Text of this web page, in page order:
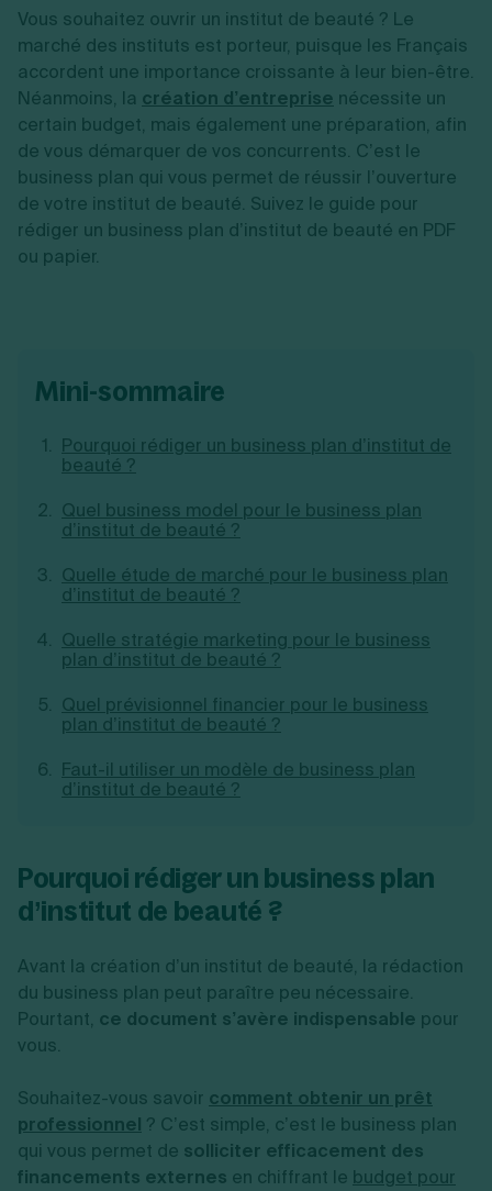
Services aux entreprises
Construction/travaux
Restauration
Commerce
Transport
Autres
Ressources
Simulateur de choix de forme juridique
Calcul de charges sociales
Estimation du coût de création
Cession d'actions
Transmission universelle de patrimoine
Augmentation de capital
Réduction de capital
Gérer son entreprise
Gestion comptable
Approbation des comptes
Dépôt de marque
Recherche d'antériorité
Protection des créations
Mise en sommeil
Dissolution-liquidation
Toutes les modifications
Micro entreprise
LMNP
Par métier
Conseil/finance
Vente en ligne
Services aux entreprises
Construction/travaux
Restauration
Commerce
Transport
Logiciel de comptabilité
Gestion des achats
Bilans et déclarations fiscales
Je suis autonome
Découvrez notre cabinet d'expertise
comptable LS Compta
Fiches SASU
Fiches SAS
Fiches EURL
Fiches SARL
Fiches SCI
Fiches auto-entrepreneur
Fiches association
Toutes les fiches sur la création
Autres démarches
Gestion d’entreprise
Création d'entreprise
Création de micro-entreprise
Création d'EURL
Création de SASU
Création de SAS
Création de SCI
Création d'association
Aides à la création d’entreprise
Ouverture compte pro
Fermeture d’une entreprise
Création d'entreprise
Vous souhaitez ouvrir un institut de beauté ? Le
marché des instituts est porteur, puisque les Français
accordent une importance croissante à leur bien-être.
Néanmoins, la création d’entreprise nécessite un
certain budget, mais également une préparation, afin
de vous démarquer de vos concurrents. C’est le
business plan qui vous permet de réussir l’ouverture
de votre institut de beauté. Suivez le guide pour
rédiger un business plan d’institut de beauté en PDF
ou papier.
mini-sommaire
Pourquoi rédiger un business plan d’institut de
beauté ?
Quel business model pour le business plan
d’institut de beauté ?
Quelle étude de marché pour le business plan
d’institut de beauté ?
Quelle stratégie marketing pour le business
plan d’institut de beauté ?
Quel prévisionnel financier pour le business
plan d’institut de beauté ?
Faut-il utiliser un modèle de business plan
d’institut de beauté ?
Pourquoi rédiger un business plan
d’institut de beauté ?
Avant la création d’un institut de beauté, la rédaction
du business plan peut paraître peu nécessaire.
Pourtant, ce document s’avère indispensable pour
vous.
Souhaitez-vous savoir comment obtenir un prêt
professionnel ? C’est simple, c’est le business plan
qui vous permet de solliciter efficacement des
financements externes en chiffrant le budget pour